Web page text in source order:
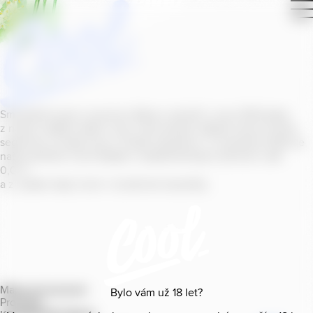
Bylo vám už 18 let?
Smícháním piva s ovocnou šťávou vytvořil v roce
z našich sládků
segmentu na bázi piva v České republice. V současné době se
naše portfolio Cool skládá z nealkoholických příchutí s alk.
0
a z nealko řady Cool+ s funkčními benefity.
Mapa provozoven
Produkty